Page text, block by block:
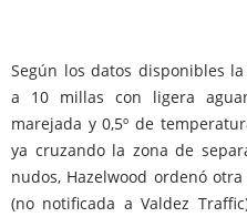
Según los datos disponibles
a 10 millas con ligera
marejada y 0,5º de
ya cruzando la zona de
nudos, Hazelwood ordenó
(no notificada a Valdez